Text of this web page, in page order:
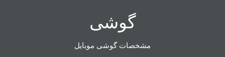
گوشی
مشخصات گوشی موبایل